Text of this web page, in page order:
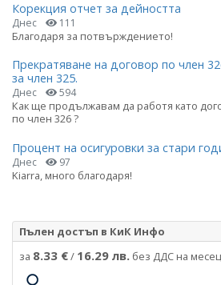
Корекция отчет за дейността
Днес 111
Благодаря за потвърждението!
Прекратяване на договор по член
за член 325.
Днес 594
Как ще продължавам да работя като
по член 326 ?
Процент на осигуровки за стари
Днес 97
Kiarra, много благодаря!
Пълен достъп в КиК Инфо
за 8.33 €/ 16.29 лв. без ДДС на